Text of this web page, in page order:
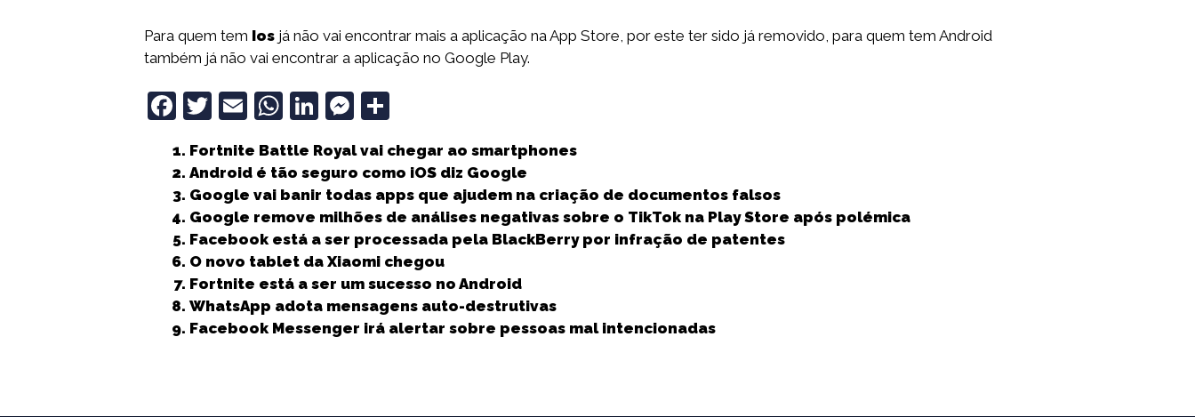
Para quem tem Ios já não vai encontrar mais a aplicação na App Store, por este ter sido já removido, para quem tem Android
também já não vai encontrar a aplicação no Google Play.
F
c
e
b
o
o
k
T
it
t
e
r
E
ai
l
W
a
ts
A
p
p
Li
k
e
dI
n
M
ss
e
n
g
e
r
a
r
e
Fortnite Battle Royal vai chegar ao smartphones
Android é tão seguro como iOS diz Google
Google vai banir todas apps que ajudem na criação de documentos falsos
Google remove milhões de análises negativas sobre o TikTok na Play Store após polémica
Facebook está a ser processada pela BlackBerry por infração de patentes
O novo tablet da Xiaomi chegou
Fortnite está a ser um sucesso no Android
WhatsApp adota mensagens auto-destrutivas
Facebook Messenger irá alertar sobre pessoas mal intencionadas